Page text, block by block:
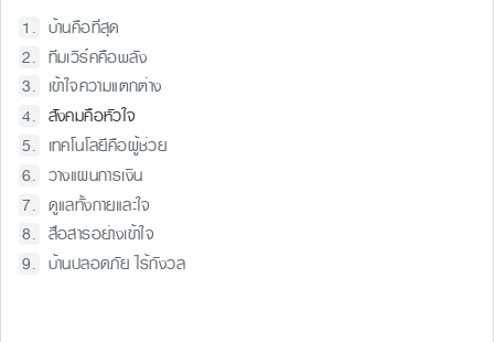
บ้านคือที่สุด
ทีมเวิร์คคือพลัง
เข้าใจความแตกต่าง
สังคมคือหัวใจ
เทคโนโลยีคือผู้ช่วย
วางแผนการเงิน
ดูแลทั้งกายและใจ
สื่อสารอย่างเข้าใจ
บ้านปลอดภัย ไร้กังวล